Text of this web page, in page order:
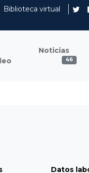
Biblioteca virtual
Noticias
46
Datos